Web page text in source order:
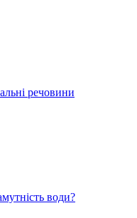
речовини
води?